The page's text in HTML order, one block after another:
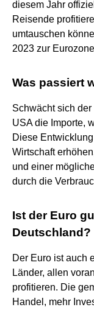
diesem Jahr
Reisende
umtauschen
2023 zur
Was passiert
Schwächt sich
USA die Importe,
Diese
Wirtschaft
und einer
durch die
Ist der Euro
Deutschland?
Der Euro ist auch
Länder, allen
profitieren. Die
Handel, mehr